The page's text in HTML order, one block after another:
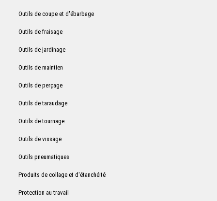
Outils de coupe et d'ébarbage
Outils de fraisage
Outils de jardinage
Outils de maintien
Outils de perçage
Outils de taraudage
Outils de tournage
Outils de vissage
Outils pneumatiques
Produits de collage et d'étanchéité
Protection au travail